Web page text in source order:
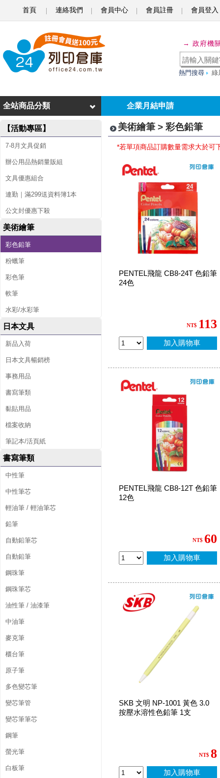
首頁 連絡我們 會員中心 會員註冊 會員登入
色
鉛
→ 政府機
熱門搜尋 綠
企業月結申請
全站商品分類
【活動專區】
7-8月文具促銷
辦公用品熱銷量販組
文具優惠組合
連勤｜滿299送資料簿1本
公文封優惠下殺
美術繪筆
彩色鉛筆
粉蠟筆
彩色筆
軟筆
水彩/水彩筆
日本文具
新品入荷
日本文具暢銷榜
事務用品
書寫筆類
黏貼用品
檔案收納
筆記本/活頁紙
書寫筆類
中性筆
中性筆芯
輕油筆 / 輕油筆芯
鉛筆
自動鉛筆芯
自動鉛筆
鋼珠筆
鋼珠筆芯
油性筆 / 油漆筆
中油筆
麥克筆
櫃台筆
原子筆
多色變芯筆
變芯筆管
變芯筆筆芯
鋼筆
螢光筆
白板筆
美術繪筆 > 彩色鉛筆
*若單項商品訂購數量需求大於可
PENTEL飛龍 CB8-24T 色鉛筆
24色
NT$ 113
加入購物車
PENTEL飛龍 CB8-12T 色鉛筆
12色
NT$ 60
加入購物車
SKB 文明 NP-1001 黃色 3.0
按壓水溶性色鉛筆 1支
NT$ 8
加入購物車